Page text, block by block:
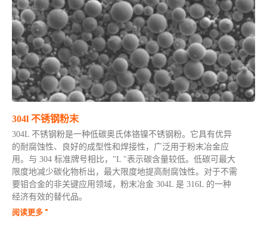
304l 不锈钢粉末
304L 不锈钢粉是一种低碳奥氏体铬镍不锈钢粉。它具有优异
的耐腐蚀性、良好的成型性和焊接性，广泛用于粉末冶金应
用。与 304 标准牌号相比，"L "表示碳含量较低。低碳可最大
限度地减少碳化物析出，最大限度地提高耐腐蚀性。对于不需
要钼合金的非关键应用领域，粉末冶金 304L 是 316L 的一种
经济有效的替代品。
阅读更多 "